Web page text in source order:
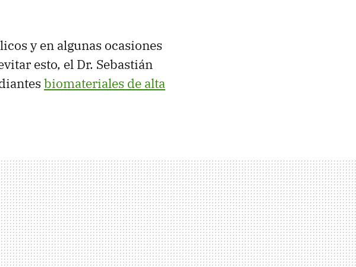
y en algunas ocasiones
esto, el Dr. Sebastián
biomateriales de alta